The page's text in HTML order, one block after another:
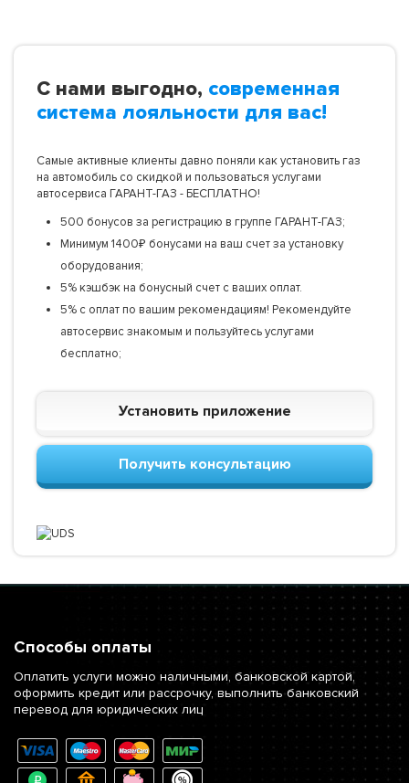
С нами выгодно, современная
система лояльности для вас!
Самые активные клиенты давно поняли как установить газ
на автомобиль со скидкой и пользоваться услугами
автосервиса ГАРАНТ-ГАЗ - БЕСПЛАТНО!
500 бонусов за регистрацию в группе ГАРАНТ-ГАЗ;
Минимум 1400₽ бонусами на ваш счет за установку
оборудования;
5% кэшбэк на бонусный счет с ваших оплат.
5% с оплат по вашим рекомендациям! Рекомендуйте
автосервис знакомым и пользуйтесь услугами
бесплатно;
Установить приложение
Получить консультацию
Способы оплаты
Оплатить услуги можно наличными, банковской картой,
оформить кредит или рассрочку, выполнить банковский
перевод для юридических лиц